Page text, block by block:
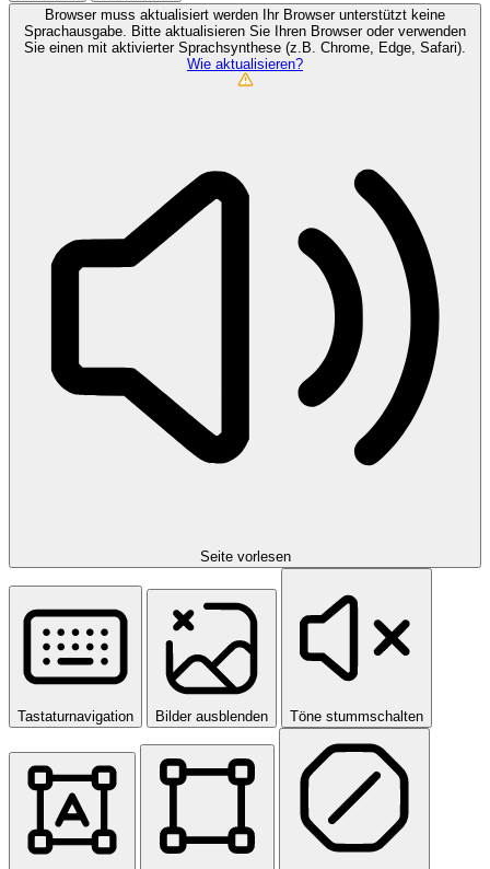
Browser muss aktualisiert werden
Ihr Browser unterstützt keine
Sprachausgabe. Bitte aktualisieren Sie Ihren Browser oder verwenden
Sie einen mit aktivierter Sprachsynthese (z.B. Chrome, Edge, Safari).
Wie aktualisieren?
Seite vorlesen
Tastaturnavigation Bilder ausblenden Töne stummschalten